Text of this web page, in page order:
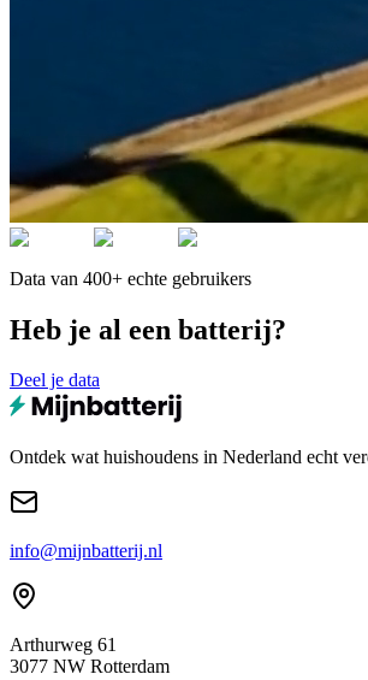
Data van 400+ echte gebruikers
Heb je al een batterij?
Deel je data
Ontdek wat huishoudens in Nederland echt
info@mijnbatterij.nl
Arthurweg 61
3077 NW Rotterdam